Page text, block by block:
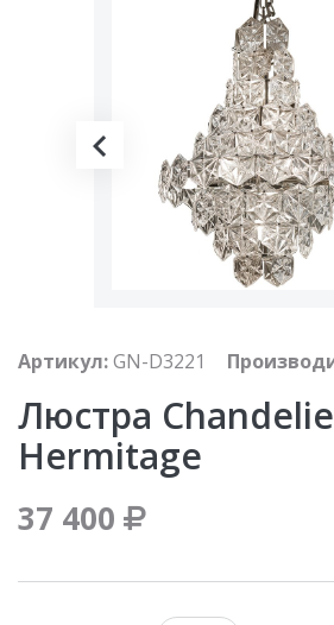
Артикул:GN-D3221
Люстра
Hermitage
37 400